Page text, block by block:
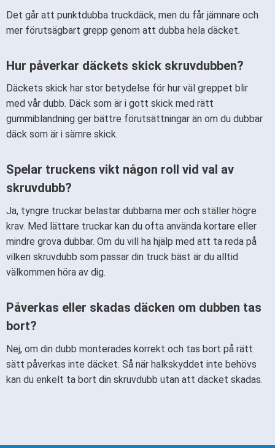
Det går att punktdubba truckdäck, men du får jämnare och
mer förutsägbart grepp genom att dubba hela däcket.
Hur påverkar däckets skick skruvdubben?
Däckets skick har stor betydelse för hur väl greppet blir
med vår dubb. Däck som är i gott skick med rätt
gummiblandning ger bättre förutsättningar än om du dubbar
däck som är i sämre skick.
Spelar truckens vikt någon roll vid val av
skruvdubb?
Ja, tyngre truckar belastar dubbarna mer och ställer högre
krav. Med lättare truckar kan du ofta använda kortare eller
mindre grova dubbar. Om du vill ha hjälp med att ta reda på
vilken skruvdubb som passar din truck bäst är du alltid
välkommen höra av dig.
Påverkas eller skadas däcken om dubben tas
bort?
Nej, om din dubb monterades korrekt och tas bort på rätt
sätt påverkas inte däcket. Så när halkskyddet inte behövs
kan du enkelt ta bort din skruvdubb utan att däcket skadas.